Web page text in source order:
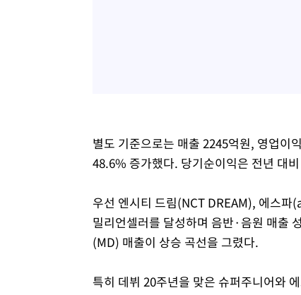
별도 기준으로는 매출 2245억원, 영업이
48.6% 증가했다. 당기순이익은 전년 대
우선 엔시티 드림(NCT DREAM), 에스
밀리언셀러를 달성하며 음반·음원 매출
(MD) 매출이 상승 곡선을 그렸다.
특히 데뷔 20주년을 맞은 슈퍼주니어와